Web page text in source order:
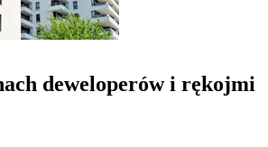
deweloperów i rękojmi